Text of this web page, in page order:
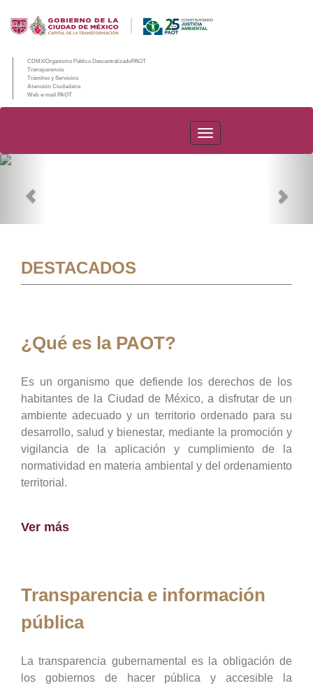
CDMX/Organismo Público Descentralizado/PAOT
Transparencia
Trámites y Servicios
Atención Ciudadana
Web e-mail PAOT
PAOT
DESTACADOS
¿Qué es la PAOT?
Es un organismo que defiende los derechos de los
habitantes de la Ciudad de México, a disfrutar de un
ambiente adecuado y un territorio ordenado para su
desarrollo, salud y bienestar, mediante la promoción y
vigilancia de la aplicación y cumplimiento de la
normatividad en materia ambiental y del ordenamiento
territorial.
Ver más
Transparencia e información
pública
La transparencia gubernamental es la obligación de
los gobiernos de hacer pública y accesible la